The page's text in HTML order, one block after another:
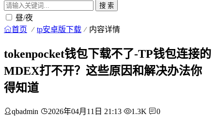
搜 索
昼/夜
首页 tp安卓版下载 内容详情
tokenpocket钱包下载不了-TP钱包连接的
MDEX打不开？这些原因和解决办法你
得知道
qbadmin 2026年04月11日 21:13 1.3K 0